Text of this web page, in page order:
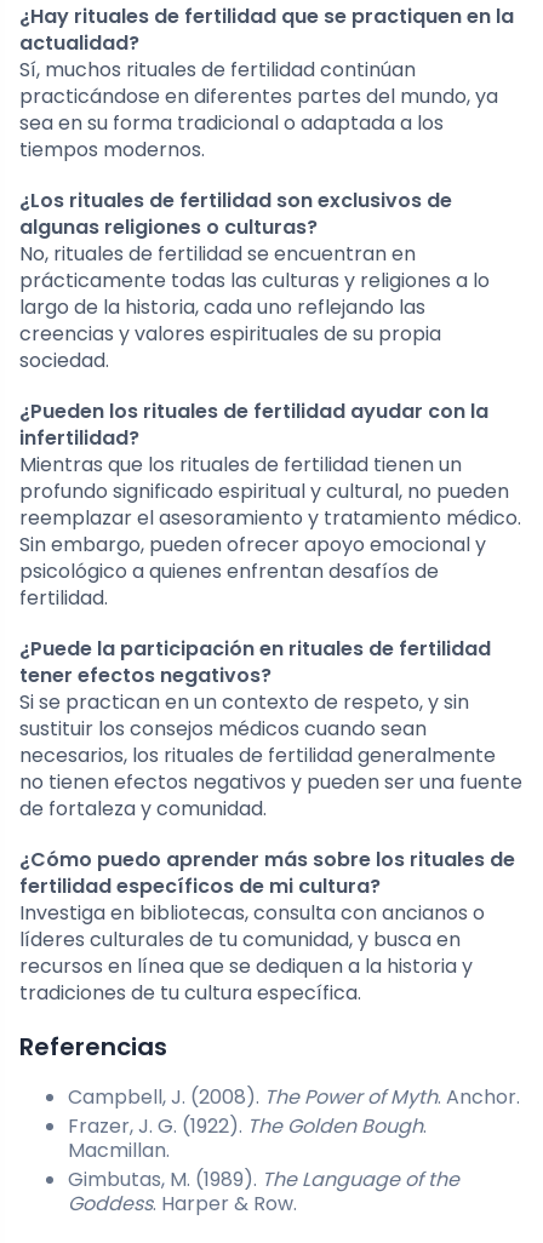
¿Hay rituales de fertilidad que se practiquen en la
actualidad?
Sí, muchos rituales de fertilidad continúan
practicándose en diferentes partes del mundo, ya
sea en su forma tradicional o adaptada a los
tiempos modernos.
¿Los rituales de fertilidad son exclusivos de
algunas religiones o culturas?
No, rituales de fertilidad se encuentran en
prácticamente todas las culturas y religiones a lo
largo de la historia, cada uno reflejando las
creencias y valores espirituales de su propia
sociedad.
¿Pueden los rituales de fertilidad ayudar con la
infertilidad?
Mientras que los rituales de fertilidad tienen un
profundo significado espiritual y cultural, no pueden
reemplazar el asesoramiento y tratamiento médico.
Sin embargo, pueden ofrecer apoyo emocional y
psicológico a quienes enfrentan desafíos de
fertilidad.
¿Puede la participación en rituales de fertilidad
tener efectos negativos?
Si se practican en un contexto de respeto, y sin
sustituir los consejos médicos cuando sean
necesarios, los rituales de fertilidad generalmente
no tienen efectos negativos y pueden ser una fuente
de fortaleza y comunidad.
¿Cómo puedo aprender más sobre los rituales de
fertilidad específicos de mi cultura?
Investiga en bibliotecas, consulta con ancianos o
líderes culturales de tu comunidad, y busca en
recursos en línea que se dediquen a la historia y
tradiciones de tu cultura específica.
Referencias
Campbell, J. (2008). The Power of Myth. Anchor.
Frazer, J. G. (1922). The Golden Bough.
Macmillan.
Gimbutas, M. (1989). The Language of the
Goddess. Harper & Row.